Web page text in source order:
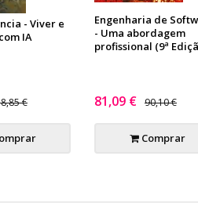
- Viver e
IA
€
Engenharia de
- Uma abordagem
profissional (9ª
81,09 € 90,10 €
Comprar